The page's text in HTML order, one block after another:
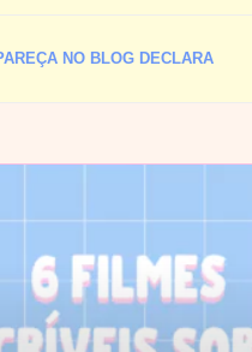
NO BLOG DECLARA